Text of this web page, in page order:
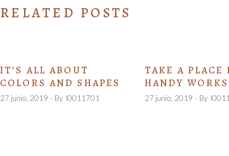
RELATED POSTS
IT’S ALL ABOUT
COLORS AND SHAPES
27 junio, 2019 By l0011701
TAKE A
HANDY
27 junio, 2019 By